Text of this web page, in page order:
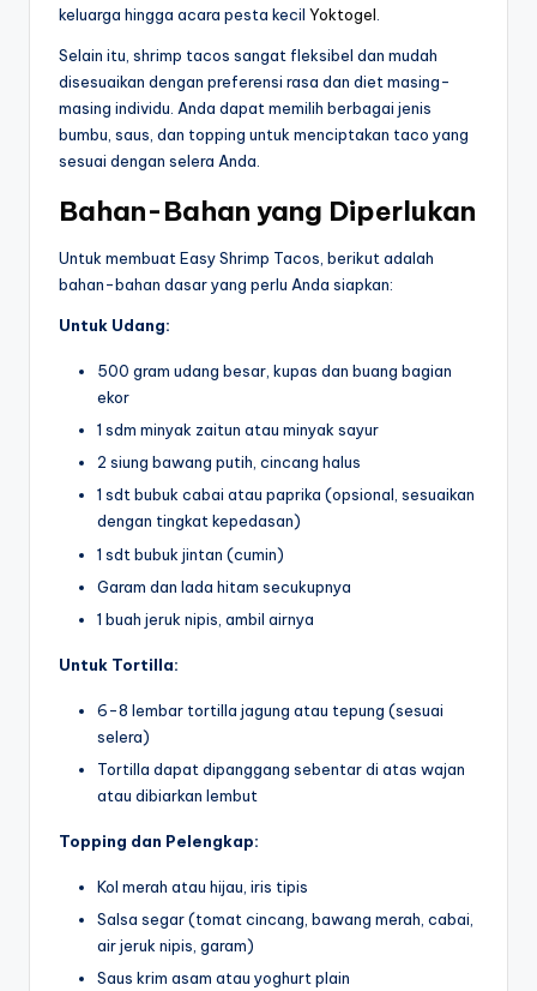
keluarga hingga acara pesta kecil Yoktogel
Selain itu, shrimp tacos sangat fleksibel dan mudah
disesuaikan dengan preferensi rasa dan diet masing-
masing individu. Anda dapat memilih berbagai jenis
bumbu, saus, dan topping untuk menciptakan taco yang
sesuai dengan selera Anda.
Bahan-Bahan yang Diperlukan
Untuk membuat Easy Shrimp Tacos, berikut adalah
bahan-bahan dasar yang perlu Anda siapkan:
Untuk Udang:
500 gram udang besar, kupas dan buang bagian
ekor
1 sdm minyak zaitun atau minyak sayur
2 siung bawang putih, cincang halus
1 sdt bubuk cabai atau paprika (opsional, sesuaikan
dengan tingkat kepedasan)
1 sdt bubuk jintan (cumin)
Garam dan lada hitam secukupnya
1 buah jeruk nipis, ambil airnya
Untuk Tortilla:
6-8 lembar tortilla jagung atau tepung (sesuai
selera)
Tortilla dapat dipanggang sebentar di atas wajan
atau dibiarkan lembut
Topping dan Pelengkap:
Kol merah atau hijau, iris tipis
Salsa segar (tomat cincang, bawang merah, cabai,
air jeruk nipis, garam)
Saus krim asam atau yoghurt plain